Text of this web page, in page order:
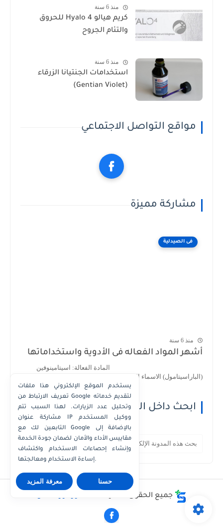
منذ 6 سنة
كريم هيالو 4 Hyalo للحروق
والتئام الجروح
منذ 6 سنة
استخدامات الجنتيانا الزرقاء
(Gentian Violet)
مواقع التواصل الاجتماعي
مشاركة مميزة
فى الصيدلية
منذ 6 سنة
أشهر المواد الفعاله فى الأدوية واستخداماتها
المادة الفعالة: اسيتامينوفين
(الباراسيتامول) الاسماء التجارية : 1- اسيتامينوف...
ابحث داخل الموقع
جميع الحقوق محفوظة ©
يستخدم الموقع الإلكتروني هذا ملفات
تعريف الارتباط من Google لتقديم خدماته
وتحليل عدد الزيارات. لهذا السبب تتم
مشاركة عنوان IP ووكيل المستخدم
التابعين لك مع Google بالإضافة إلى
مقاييس الأداء والأمان لضمان جودة الخدمة
وإنشاء إحصاءات الاستخدام واكتشاف
إساءة الاستخدام ومعالجتها.
معرفة المزيد حسنا